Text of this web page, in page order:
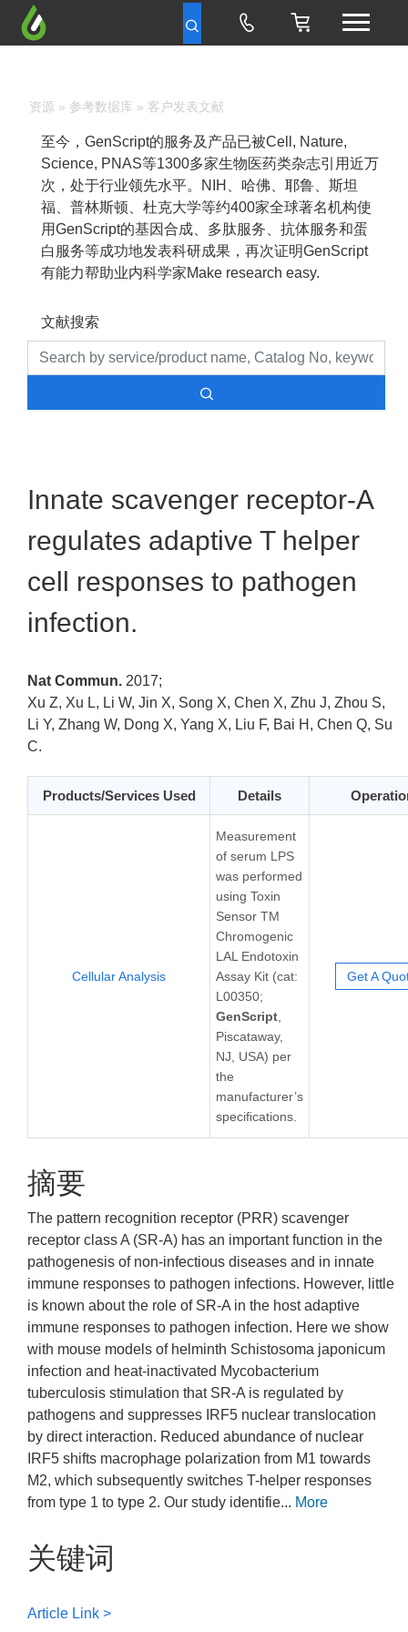
资源 » 参考数据库 » 客户发表文献
至今，GenScript的服务及产品已被Cell, Nature,
Science, PNAS等1300多家生物医药类杂志引用近万
次，处于行业领先水平。NIH、哈佛、耶鲁、斯坦
福、普林斯顿、杜克大学等约400家全球著名机构使
用GenScript的基因合成、多肽服务、抗体服务和蛋
白服务等成功地发表科研成果，再次证明GenScript
有能力帮助业内科学家Make research easy.
文献搜索
Innate scavenger receptor-A
regulates adaptive T helper
cell responses to pathogen
infection.
Nat Commun. 2017;
Xu Z, Xu L, Li W, Jin X, Song X, Chen X, Zhu J, Zhou S,
Li Y, Zhang W, Dong X, Yang X, Liu F, Bai H, Chen Q, Su
C.
Products/Services Used Details
Cellular Analysis
Measurement
of serum LPS
was performed
using Toxin
Sensor TM
Chromogenic
LAL Endotoxin
Assay Kit (cat:
L00350;
GenScript
Piscataway,
NJ, USA) per
the
manufacturer’s
speciﬁcations.
Get A
摘要
The pattern recognition receptor (PRR) scavenger
receptor class A (SR-A) has an important function in the
pathogenesis of non-infectious diseases and in innate
immune responses to pathogen infections. However, little
is known about the role of SR-A in the host adaptive
immune responses to pathogen infection. Here we show
with mouse models of helminth Schistosoma japonicum
infection and heat-inactivated Mycobacterium
tuberculosis stimulation that SR-A is regulated by
pathogens and suppresses IRF5 nuclear translocation
by direct interaction. Reduced abundance of nuclear
IRF5 shifts macrophage polarization from M1 towards
M2, which subsequently switches T-helper responses
from type 1 to type 2. Our study identifie... More
关键词
Article Link >